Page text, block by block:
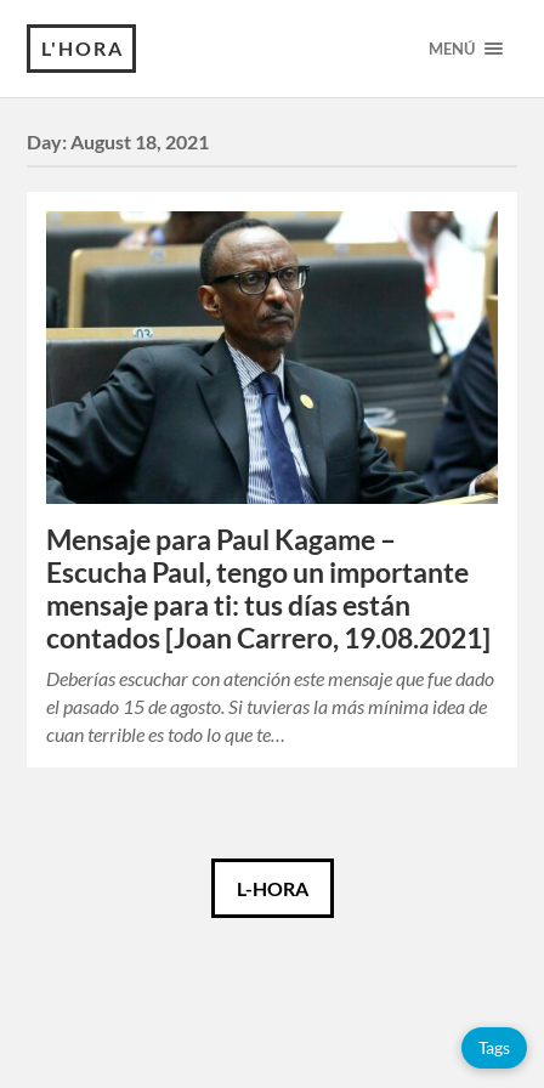
L'HORA MENÚ
Day:August 18, 2021
Mensaje para Paul Kagame –
Escucha Paul, tengo un importante
mensaje para ti: tus días están
contados [Joan Carrero, 19.08.2021]
Deberías escuchar con atención este mensaje que fue dado
el pasado 15 de agosto. Si tuvieras la más mínima idea de
cuan terrible es todo lo que te…
L-HORA
Tags